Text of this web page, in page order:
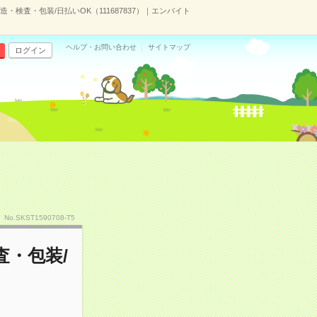
・検査・包装/日払いOK（111687837）｜エンバイト
ログイン ヘルプ・お問い合わせ サイトマップ
No.SKST1590708-T5
・包装/